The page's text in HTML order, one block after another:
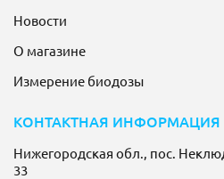
Новости
О магазине
Измерение биодозы
КОНТАКТНАЯ ИНФОРМАЦИЯ
Нижегородская обл., пос.
33